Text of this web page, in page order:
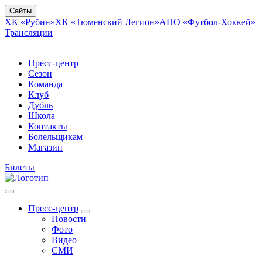
Сайты
ХК «Рубин»ХК «Тюменский Легион»АНО «Футбол-Хоккей»
Трансляции
Пресс-центр
Сезон
Команда
Клуб
Дубль
Школа
Контакты
Болельщикам
Магазин
Билеты
Пресс-центр
Новости
Фото
Видео
СМИ